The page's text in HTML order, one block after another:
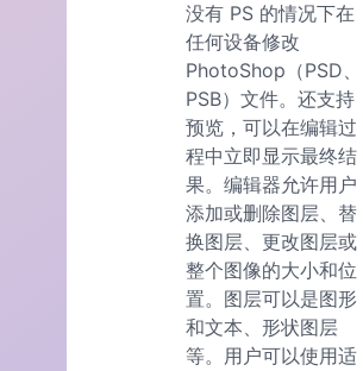
没有 PS 的情况下在
任何设备修改
PhotoShop（PSD、
PSB）文件。还支持
预览，可以在编辑过
程中立即显示最终结
果。编辑器允许用户
添加或删除图层、替
换图层、更改图层或
整个图像的大小和位
置。图层可以是图形
和文本、形状图层
等。用户可以使用适